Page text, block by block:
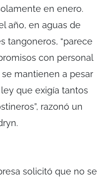
en enero.
año, en aguas de
tangoneros, “parece
con personal
mantienen a pesar
que exigía tantos
razonó un
solicitó que no se